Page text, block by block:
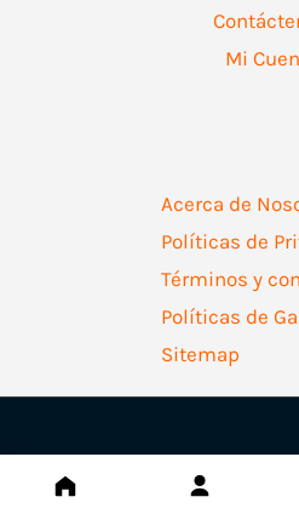
Mi
Acerca de
Políticas de
Términos y
Políticas de
Sitemap